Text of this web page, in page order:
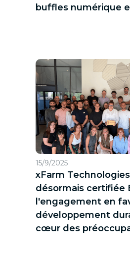
buffles numérique
15/9/2025
xFarm
désormais certifiée
l'engagement en
développement
cœur des